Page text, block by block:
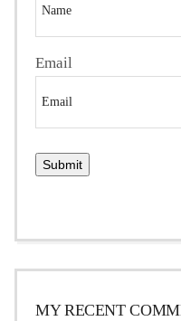
Email
MY RECENT